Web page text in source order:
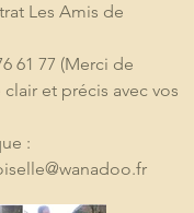
Les Amis de
61 77 (Merci de
et précis avec vos
: